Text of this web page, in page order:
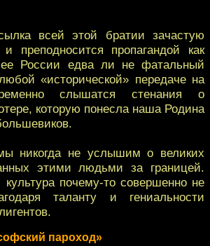
всей этой братии зачастую
и преподносится пропагандой как
России едва ли не фатальный
«исторической» передаче на
слышатся стенания о
которую понесла наша Родина
никогда не услышим о великих
этими людьми за границей.
культура почему-то совершенно не
таланту и гениальности
пароход»